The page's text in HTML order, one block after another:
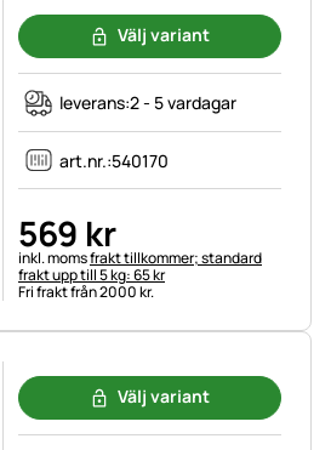
Välj variant
leverans:2 - 5 vardagar
art.nr.:540170
569 kr
Skatteinformation:
inkl. momsfrakt tillkommer; standard
frakt upp till 5 kg: 65 kr
Fri frakt från 2000 kr.
Välj variant